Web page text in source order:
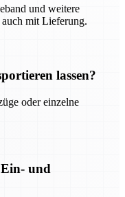
und weitere
mit Lieferung.
lassen?
oder einzelne
und